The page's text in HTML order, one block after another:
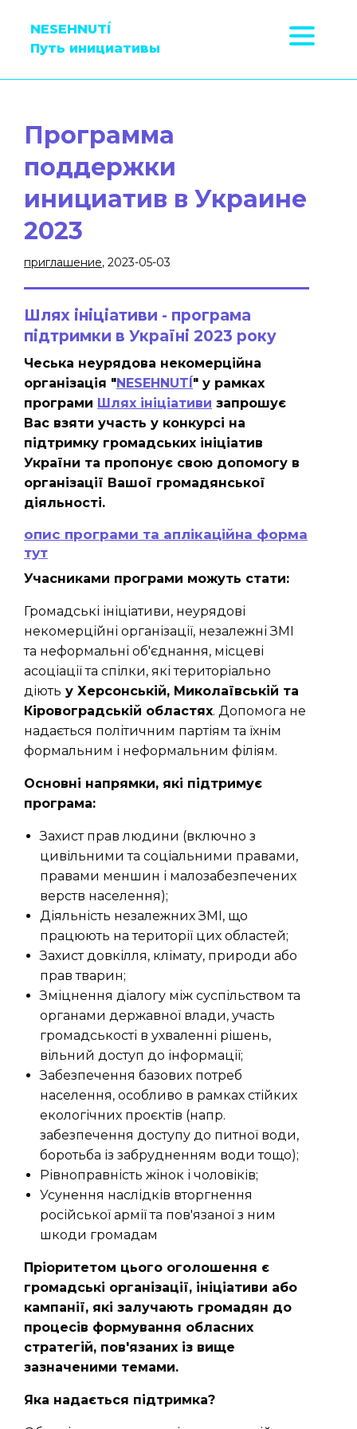
NESEHNUTÍ
Путь инициативы
Программа
поддержки
инициатив в Украине
2023
приглашение, 2023-05-03
Шлях ініціативи - програма
підтримки в Україні 2023 року
Чеська неурядова некомерційна
організація "NESEHNUTÍ" у рамках
програми Шлях ініціативи запрошує
Вас взяти участь у конкурсі на
підтримку громадських ініціатив
України та пропонує свою допомогу в
організації Вашої громадянської
діяльності.
опис програми та аплікаційна форма
тут
Учасниками програми можуть стати:
Громадські ініціативи, неурядові
некомерційні організації, незалежні ЗМІ
та неформальні об'єднання, місцеві
асоціації та спілки, які територіально
діють у Херсонській, Миколаївській та
Кіровоградській областях. Допомога не
надається політичним партіям та їхнім
формальним і неформальним філіям.
Основні напрямки, які підтримує
програма:
Захист прав людини (включно з
цивільними та соціальними правами,
правами меншин і малозабезпечених
верств населення);
Діяльність незалежних ЗМІ, що
працюють на території цих областей;
Захист довкілля, клімату, природи або
прав тварин;
Зміцнення діалогу між суспільством та
органами державної влади, участь
громадськості в ухваленні рішень,
вільний доступ до інформації;
Забезпечення базових потреб
населення, особливо в рамках стійких
екологічних проєктів (напр.
забезпечення доступу до питної води,
боротьба із забрудненням води тощо);
Рівноправність жінок і чоловіків;
Усунення наслідків вторгнення
російської армії та пов'язаної з ним
шкоди громадам
Пріоритетом цього оголошення є
громадські організації, ініціативи або
кампанії, які залучають громадян до
процесів формування обласних
стратегій, пов'язаних із вище
зазначеними темами.
Яка надається підтримка?